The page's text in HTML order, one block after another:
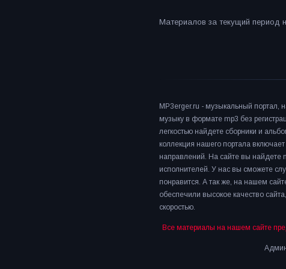
Материалов за текущий период
MP3erger.ru - музыкальный портал,
музыку в формате mp3 без
легкостью найдете сборники и
коллекция нашего портала
направлений. На сайте вы найдете
исполнителей. У нас вы сможете
понравится. А так же, на нашем
обеспечили высокое качество
скоростью.
Все материалы на нашем сайте